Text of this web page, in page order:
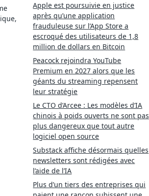
Apple est poursuivie en justice
après qu’une application
frauduleuse sur l’App Store a
escroqué des utilisateurs de 1,8
million de dollars en Bitcoin
Peacock rejoindra YouTube
Premium en 2027 alors que les
géants du streaming repensent
leur stratégie
Le CTO d’Arcee : Les modèles d’IA
chinois à poids ouverts ne sont pas
plus dangereux que tout autre
logiciel open source
Substack affiche désormais quelles
newsletters sont rédigées avec
l’aide de l’IA
Plus d’un tiers des entreprises qui